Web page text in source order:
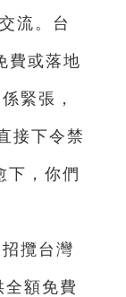
流。台
費或落地
緊張，
接下令禁
下，你們
攬台灣
額免費